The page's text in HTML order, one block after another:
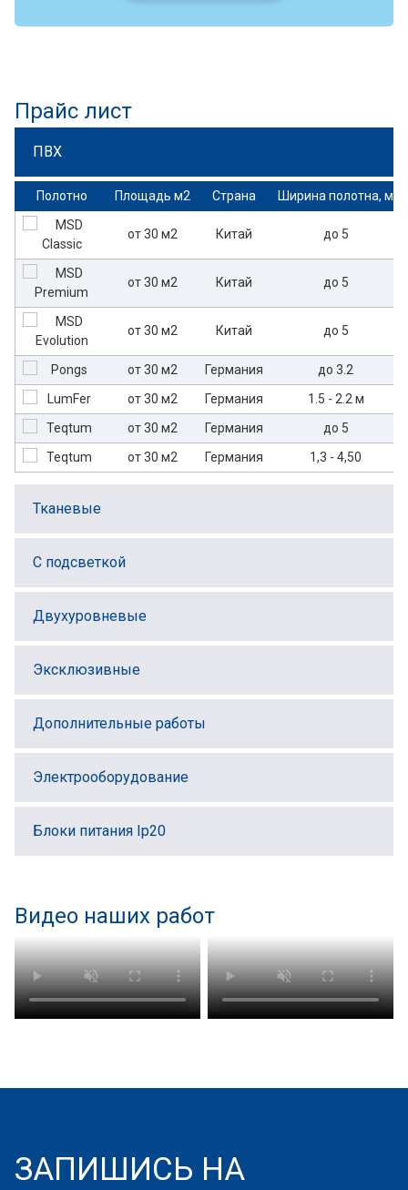
Прайс лист
ПВХ
Полотно Площадь м2 Страна Ширина полотна, м
от 30 м2 Китай до 5
от 30 м2 Китай до 5
от 30 м2 Китай до 5
от 30 м2 Германия
до 3.2
от 30 м2
Германия
1.5 - 2.2 м
от 30 м2
Германия
до 5
от 30 м2
Германия 1,3 - 4,50
Тканевые
С подсветкой
Двухуровневые
Эксклюзивные
Дополнительные работы
Электрооборудование
Блоки питания Ip20
Видео наших работ
ЗАПИШИСЬ НА